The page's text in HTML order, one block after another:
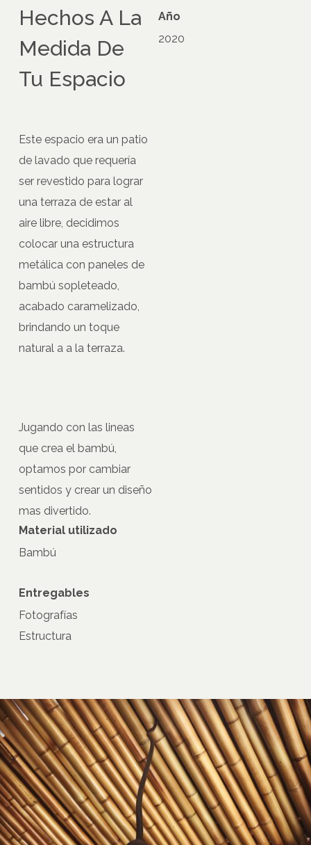
Hechos A La
Medida De
Tu Espacio
Este espacio era un patio
de lavado que requería
ser revestido para lograr
una terraza de estar al
aire libre, decidimos
colocar una estructura
metálica con paneles de
bambú sopleteado,
acabado caramelizado,
brindando un toque
natural a a la terraza.
Jugando con las lineas
que crea el bambú,
optamos por cambiar
sentidos y crear un diseño
mas divertido.
Año
2020
Material utilizado
Bambú
Entregables
Fotografías
Estructura